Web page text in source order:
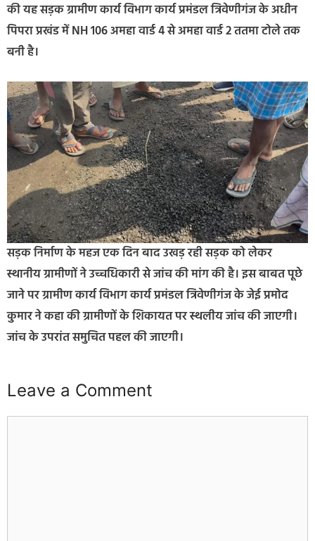
की यह सड़क ग्रामीण कार्य विभाग कार्य प्रमंडल त्रिवेणीगंज के अधीन
पिपरा प्रखंड में NH 106 अमहा वार्ड 4 से अमहा वार्ड 2 ततमा टोले तक
बनी है।
सड़क निर्माण के महज एक दिन बाद उखड़ रही सड़क को लेकर
स्थानीय ग्रामीणों ने उच्चधिकारी से जांच की मांग की है। इस बाबत पूछे
जाने पर ग्रामीण कार्य विभाग कार्य प्रमंडल त्रिवेणीगंज के जेई प्रमोद
कुमार ने कहा की ग्रामीणों के शिकायत पर स्थलीय जांच की जाएगी।
जांच के उपरांत समुचित पहल की जाएगी।
Leave a Comment